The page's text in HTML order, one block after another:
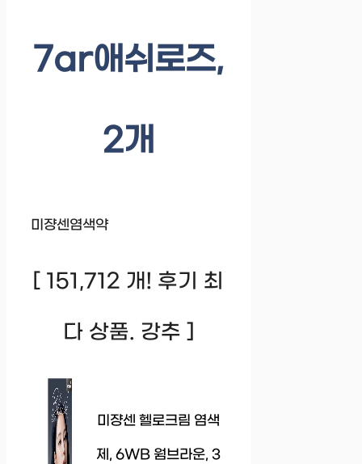
7ar애쉬로즈,
2개
미쟝센염색약
[ 151,712 개! 후기 최
다 상품. 강추 ]
미쟝센 헬로크림 염색
제, 6WB 웜브라운, 3